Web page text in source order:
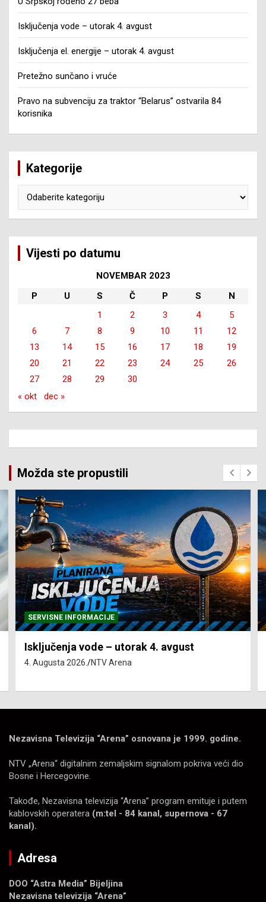
Isključenja vode – utorak 4. avgust
Isključenja el. energije – utorak 4. avgust
Pretežno sunčano i vruće
Pravo na subvenciju za traktor “Belarus” ostvarila 84
korisnika
Kategorije
Vijesti po datumu
NOVEMBAR 2023
P
U S Č P S
N
1
2 3 4
5
6
7 8 9 10 11
12
13
14 15 16 17 18
19
20
21 22 23 24 25
26
27
28 29
30
« okt
dec »
Možda ste propustili
SERVISNE INFORMACIJE
Isključenja vode – utorak 4. avgust
4. Augusta 2026. NTV Arena
Nezavisna Televizija “Arena” osnovana je 1999. godine.
NTV „Arena“ digitalnim zemaljskim signalom pokriva veći dio
Bosne i Hercegovine.
Takođe, Nezavisna televizija “Arena” program emituje i putem
kablovskih operatera (m:tel - 84 kanal, supernova - 67
kanal).
Adresa
DOO “Astra Media” Bijeljina
Nezavisna televizija “Arena”